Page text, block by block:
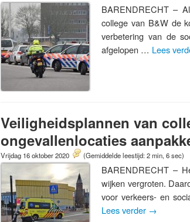
BARENDRECHT –
college van B&W de
verbetering van de
afgelopen … Lees
Veiligheidsplannen van
ongevallenlocaties
Vrijdag 16 oktober 2020 (Gemiddelde leestijd: 2 min, 6 sec)
BARENDRECHT –
wijken vergroten.
voor verkeers- en
Lees verder →